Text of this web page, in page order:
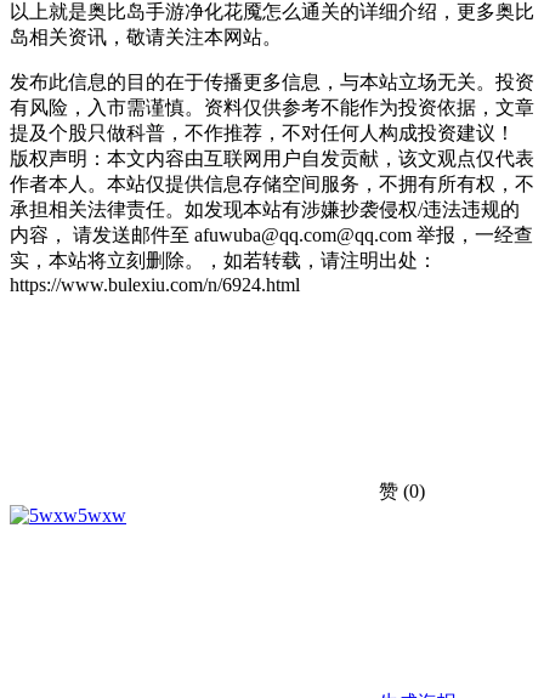
以上就是奥比岛手游净化花魇怎么通关的详细介绍，更多奥比
岛相关资讯，敬请关注本网站。
发布此信息的目的在于传播更多信息，与本站立场无关。投资
有风险，入市需谨慎。资料仅供参考不能作为投资依据，文章
提及个股只做科普，不作推荐，不对任何人构成投资建议！
版权声明：本文内容由互联网用户自发贡献，该文观点仅代表
作者本人。本站仅提供信息存储空间服务，不拥有所有权，不
承担相关法律责任。如发现本站有涉嫌抄袭侵权/违法违规的
内容， 请发送邮件至 afuwuba@qq.com@qq.com 举报，一经查
实，本站将立刻删除。，如若转载，请注明出处：
https://www.bulexiu.com/n/6924.html
赞 (0)
5wxw